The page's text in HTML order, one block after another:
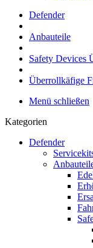
Defender
Anbauteile
Safety Devices
Überrollkäfige
Menü schließen
Kategorien
Defender